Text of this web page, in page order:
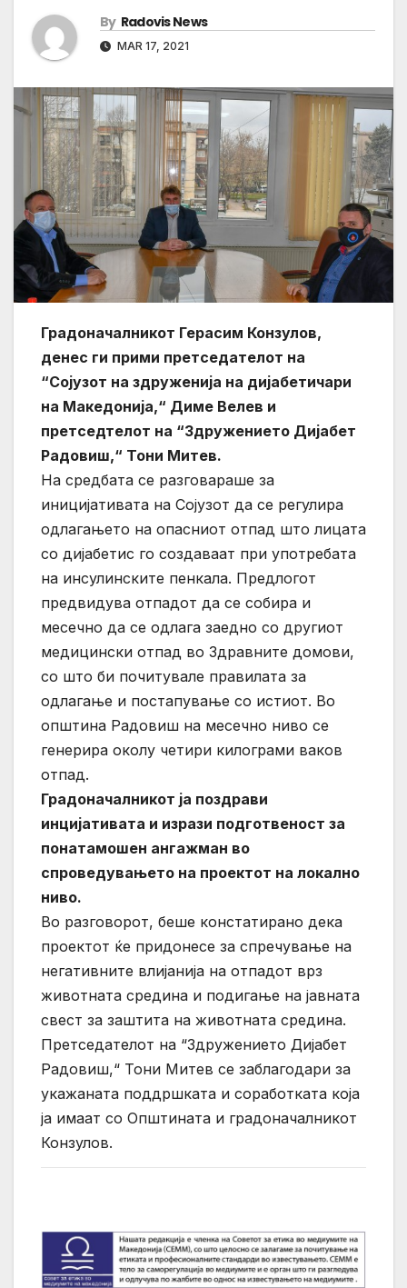
By Radovis News
MAR 17, 2021
Градоначалникот Герасим Конзулов,
денес ги прими претседателот на
“Сојузот на здруженија на дијабетичари
на Македонија,“ Диме Велев и
претседтелот на “Здружението Дијабет
Радовиш,“ Тони Митев.
На средбата се разговараше за
иницијативата на Сојузот да се регулира
одлагањето на опасниот отпад што лицата
со дијабетис го создаваат при употребата
на инсулинските пенкала. Предлогот
предвидува отпадот да се собира и
месечно да се одлага заедно со другиот
медицински отпад во Здравните домови,
со што би почитувале правилата за
одлагање и постапување со истиот. Во
општина Радовиш на месечно ниво се
генерира околу четири килограми ваков
отпад.
Градоначалникот ја поздрави
инцијативата и изрази подготвеност за
понатамошен ангажман во
спроведувањето на проектот на локално
ниво.
Во разговорот, беше констатирано дека
проектот ќе придонесе за спречување на
негативните влијанија на отпадот врз
животната средина и подигање на јавната
свест за заштита на животната средина.
Претседателот на “Здружението Дијабет
Радовиш,“ Тони Митев се заблагодари за
укажаната поддршката и соработката која
ја имаат со Општината и градоначалникот
Конзулов.